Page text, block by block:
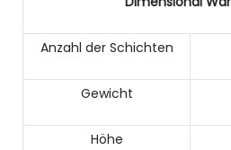
Anzahl der Schichten
Gewicht
Höhe